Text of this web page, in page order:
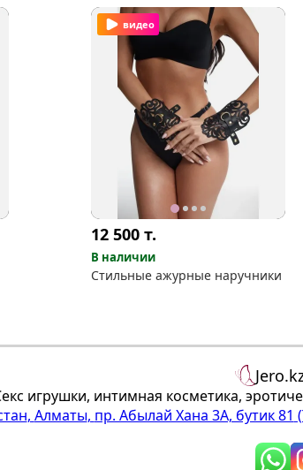
видео
12 500 т.
В наличии
Стильные ажурные наручники
игрушки, интимная косметика,
, Алматы, пр. Абылай Хана 3А, бутик 81